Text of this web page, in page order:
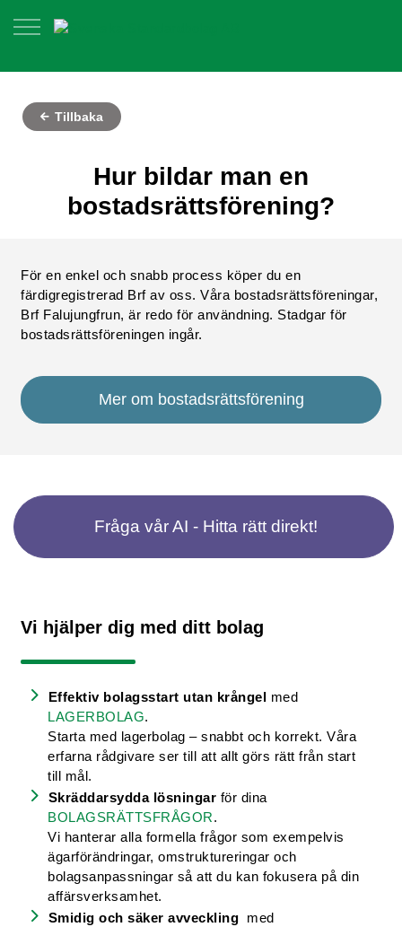
Tillbaka
Hur bildar man en
bostadsrättsförening?
För en enkel och snabb process köper du en
färdigregistrerad Brf av oss. Våra bostadsrättsföreningar,
Brf Falujungfrun, är redo för användning. Stadgar för
bostadsrättsföreningen ingår.
Mer om bostadsrättsförening
Fråga vår AI - Hitta rätt direkt!
Vi hjälper dig med ditt bolag
Effektiv bolagsstart utan krångel med
LAGERBOLAG.
Starta med lagerbolag – snabbt och korrekt. Våra
erfarna rådgivare ser till att allt görs rätt från start
till mål.
Skräddarsydda lösningar för dina
BOLAGSRÄTTSFRÅGOR.
Vi hanterar alla formella frågor som exempelvis
ägarförändringar, omstruktureringar och
bolagsanpassningar så att du kan fokusera på din
affärsverksamhet.
Smidig och säker avveckling med